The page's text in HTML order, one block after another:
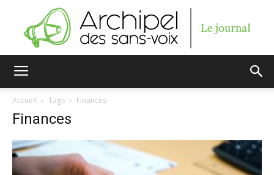
Accueil Tags Finances
Finances